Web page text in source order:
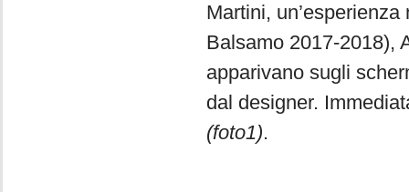
Martini,
Balsamo 2017-2018),
apparivano sugli
dal designer.
(foto1).